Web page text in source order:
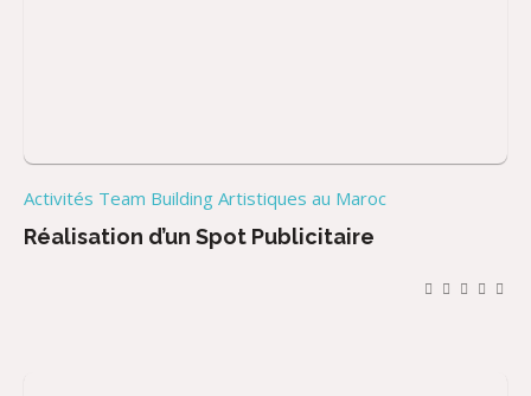
Activités Team Building Artistiques au Maroc
Réalisation d’un Spot Publicitaire